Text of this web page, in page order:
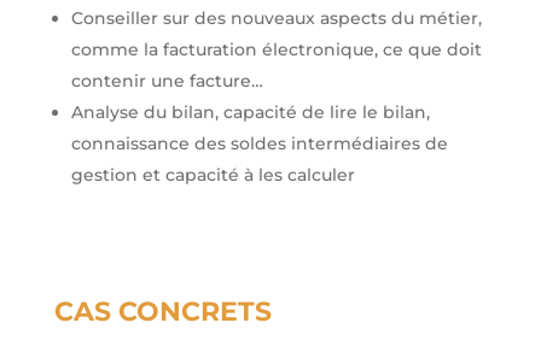
Conseiller sur des nouveaux aspects du métier,
comme la facturation électronique, ce que doit
contenir une facture…
Analyse du bilan, capacité de lire le bilan,
connaissance des soldes intermédiaires de
gestion et capacité à les calculer
CAS CONCRETS